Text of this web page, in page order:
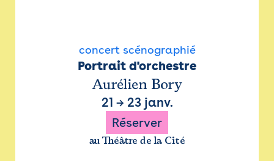
concert scénographié
Portrait d'orchestre
Aurélien Bory
21 → 23 janv.
Réserver
au Théâtre de la Cité